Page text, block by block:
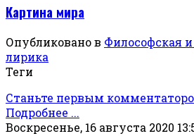
Картина мира
Опубликовано в Философская
лирика
Теги
Станьте первым
Подробнее ...
Воскресенье, 16 августа 2020